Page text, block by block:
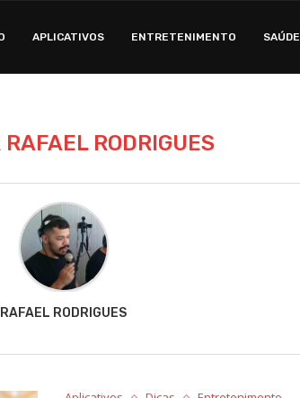
APLICATIVOS ENTRETENIMENTO SAÚDE
RAFAEL RODRIGUES
RAFAEL RODRIGUES